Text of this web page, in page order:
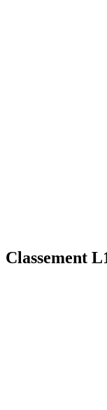
Classement